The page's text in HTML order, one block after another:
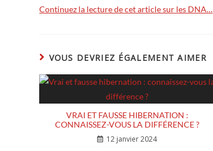
Continuez la lecture de cet article sur les DNA…
VOUS DEVRIEZ ÉGALEMENT AIMER
VRAI ET FAUSSE HIBERNATION :
CONNAISSEZ-VOUS LA DIFFÉRENCE ?
12 janvier 2024